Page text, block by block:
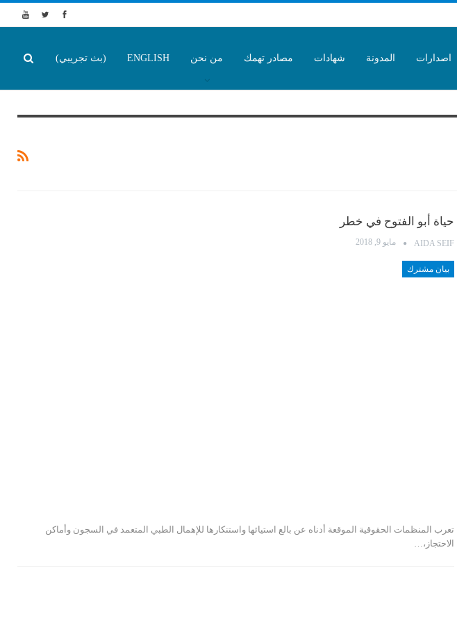
اصدارات المدونة شهادات مصادر تهمك من نحن ENGLISH (بث تجريبي)
حياة أبو الفتوح في خطر
AIDA SEIF مايو 9, 2018
بيان مشترك
تعرب المنظمات الحقوقية الموقعة أدناه عن بالع استيائها واستنكارها للإهمال الطبي المتعمد في السجون وأماكن
الاحتجاز،…